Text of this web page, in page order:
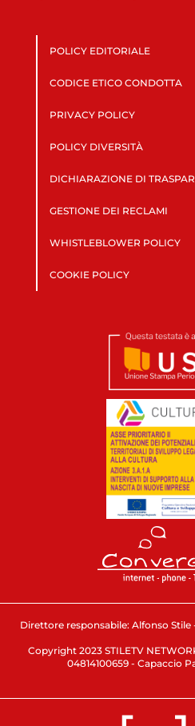
POLICY EDITORIALE
CODICE ETICO CONDOTTA
PRIVACY POLICY
POLICY DIVERSITÀ
DICHIARAZIONE DI
GESTIONE DEI RECLAMI
WHISTLEBLOWER POLICY
COOKIE POLICY
Direttore responsabile: Alfonso
Copyright 2023 STILETV
04814100659 - Capaccio